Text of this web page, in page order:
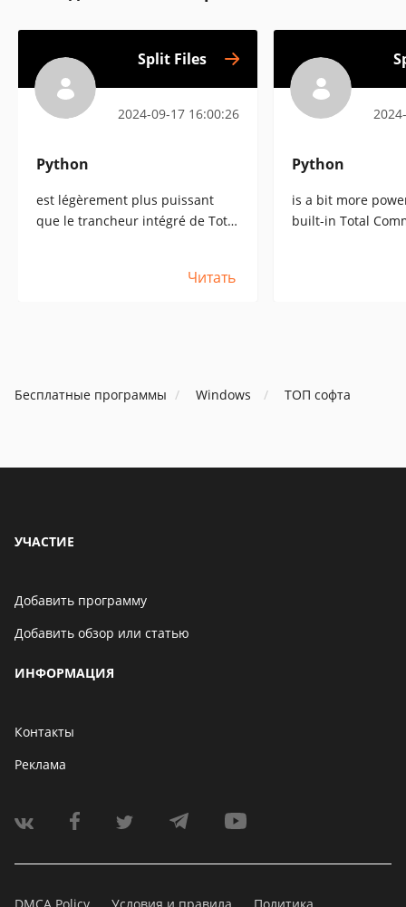
Split Files
2024-09-17 16:00:26
Python
est légèrement plus puissant
que le trancheur intégré de Total
que de spécifier une taille), mais
Читать
Python
is a bit more
built-in Total
Бесплатные программы Windows ТОП софта
УЧАСТИЕ
Добавить программу
Добавить обзор или статью
ИНФОРМАЦИЯ
Контакты
Реклама